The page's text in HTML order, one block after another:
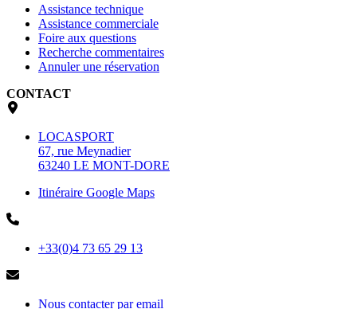
Assistance technique
Assistance commerciale
Foire aux questions
Recherche commentaires
Annuler une réservation
CONTACT
LOCASPORT
67, rue Meynadier
63240 LE MONT-DORE
Itinéraire Google Maps
+33(0)4 73 65 29 13
Nous contacter par email